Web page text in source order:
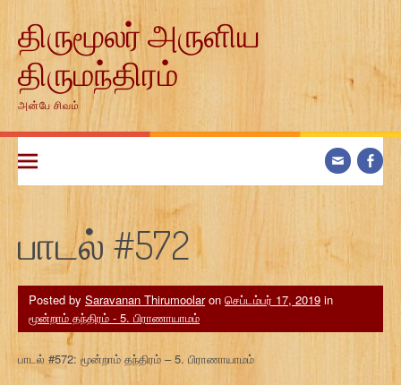
contentதிருமூலர் அருளிய
திருமந்திரம்
அன்பே சிவம்
பாடல் #572
Posted by Saravanan Thirumoolaron செப்டம்பர் 17, 2019 in
மூன்றாம் தந்திரம் - 5. பிராணாயாமம்
பாடல் #572: மூன்றாம் தந்திரம் – 5. பிராணாயாமம்